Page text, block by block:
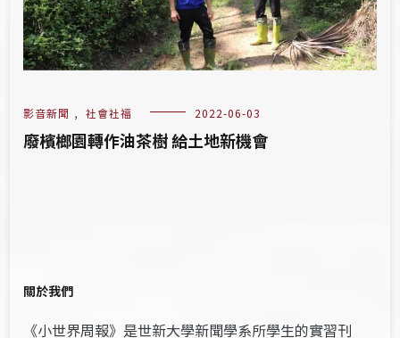
影音新聞 , 社會社福 2022-06-03
廢檳榔園轉作油茶樹 給土地新機會
關於我們
《小世界周報》是世新大學新聞學系所學生的實習刊